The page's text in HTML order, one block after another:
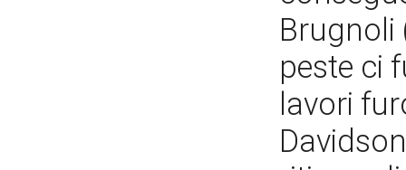
Brugnoli
peste ci
lavori